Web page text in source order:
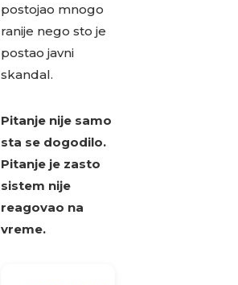
postojao mnogo
ranije nego sto je
postao javni
skandal.
Pitanje nije samo
sta se dogodilo.
Pitanje je zasto
sistem nije
reagovao na
vreme.